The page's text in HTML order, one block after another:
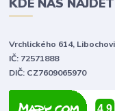
KDE NÁS
Vrchlického 614,
IČ: 72571888
DIČ: CZ7609065970